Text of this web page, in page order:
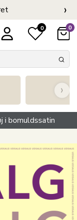
›
0 0
›
i bomuldssatin